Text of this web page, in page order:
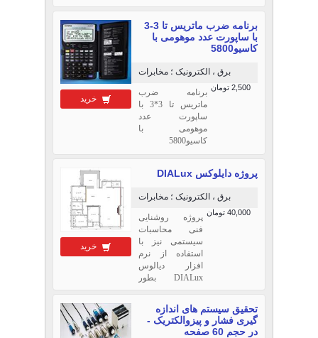
خرید
برنامه ضرب ماتریس تا 3-3
با ساپورت عدد موهومی با
کاسیو5800
برق ، الکترونیک ؛ مخابرات
2,500 تومان
برنامه ضرب
ماتریس تا 3*3 با
ساپورت عدد
موهومی با
کاسیو5800
خرید
پروژه دایلوکس DIALux
برق ، الکترونیک ؛ مخابرات
40,000 تومان
پروژه روشنایی
فنی محاسبات
سیستمی نیز با
استفاده از نرم
افزار دیالوس
DIALux بطور
شده است موفق
باشید
تحقیق سیستم های اندازه
گیری فشار و پیزوالکتریک -
در حجم 60 صفحه